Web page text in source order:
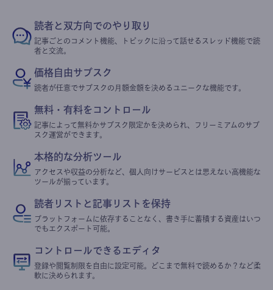
読者と双方向でのやり取り
記事ごとのコメント機能、トピックに沿って話せるスレッド機能で読
者と交流。
価格自由サブスク
読者が任意でサブスクの月額金額を決めるユニークな機能です。
無料・有料をコントロール
記事によって無料かサブスク限定かを決められ、フリーミアムのサブ
スク運営ができます。
本格的な分析ツール
アクセスや収益の分析など、個人向けサービスとは思えない高機能な
ツールが揃っています。
読者リストと記事リストを保持
プラットフォームに依存することなく、書き手に蓄積する資産はいつ
でもエクスポート可能。
コントロールできるエディタ
登録や閲覧制限を自由に設定可能。どこまで無料で読めるか？など柔
軟に決められます。